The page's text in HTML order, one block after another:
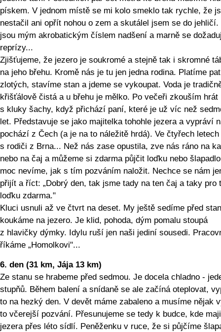
pískem. V jednom místě se mi kolo smeklo tak rychle, že
nestačil ani opřít nohou o zem a skutálel jsem se do jehličí.
jsou mým akrobatickým číslem nadšení a marně se
reprízy...
Zjišťujeme, že jezero je soukromé a stejně tak i skromné
na jeho břehu. Kromě nás je tu jen jedna rodina. Platíme
zlotých, stavíme stan a jdeme se vykoupat. Voda je
křišťálově čistá a u břehu je mělko. Po večeři zkouším hrát
s kluky šachy, když přichází paní, které je už víc než
let. Představuje se jako majitelka tohohle jezera a vypráví
pochází z Čech (a je na to náležitě hrdá). Ve čtyřech letech
s rodiči z Brna... Než nás zase opustila, zve nás ráno na
nebo na čaj a můžeme si zdarma půjčit loďku nebo
moc nevíme, jak s tím pozváním naložit. Nechce se nám
přijít a říct: „Dobrý den, tak jsme tady na ten čaj a taky pro
loďku zdarma."
Kluci usnuli až ve čtvrt na deset. My ještě sedíme před
koukáme na jezero. Je klid, pohoda, dým pomalu stoupá
z hlavičky dýmky. Idylu ruší jen naši jediní sousedi.
říkáme „Homolkovi"...
6. den (31 km, Jája 13 km)
Ze stanu se hrabeme před sedmou. Je docela chladno -
stupňů. Během balení a snídaně se ale začíná oteplovat,
to na hezký den. V devět máme zabaleno a musíme nějak
to včerejší pozvání. Přesunujeme se tedy k budce, kde
jezera přes léto sídlí. Peněženku v ruce, že si půjčíme